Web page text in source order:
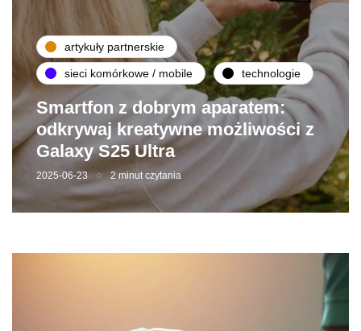
artykuły partnerskie
sieci komórkowe / mobile technologie
Smartfon z dobrym aparatem:
odkrywaj kreatywne możliwości z
Galaxy S25 Ultra
2025-06-23 2 minut czytania